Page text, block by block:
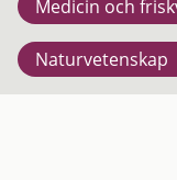
Medicin och
Naturvetenskap